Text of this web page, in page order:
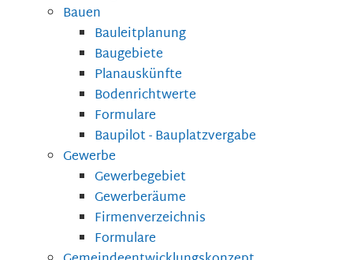
Bauen
Bauleitplanung
Baugebiete
Planauskünfte
Bodenrichtwerte
Formulare
Baupilot - Bauplatzvergabe
Gewerbe
Gewerbegebiet
Gewerberäume
Firmenverzeichnis
Formulare